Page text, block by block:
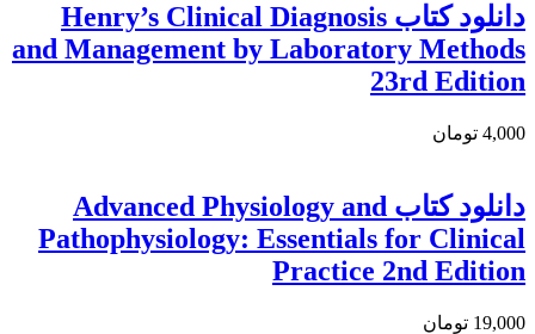
دانلود کتاب Henry’s Clinical Diagnosis
and Management by Laboratory Methods
23rd Edition
4,000 تومان
دانلود كتاب Advanced Physiology and
Pathophysiology: Essentials for Clinical
Practice 2nd Edition
19,000 تومان